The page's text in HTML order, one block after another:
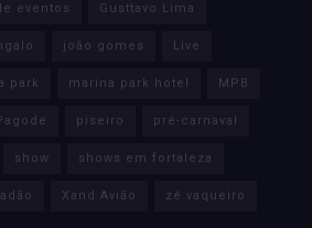
eventos Gusttavo Lima
joão gomes Live
park marina park hotel MPB
piseiro pré-carnaval
show shows em fortaleza
Xand Avião zé vaqueiro